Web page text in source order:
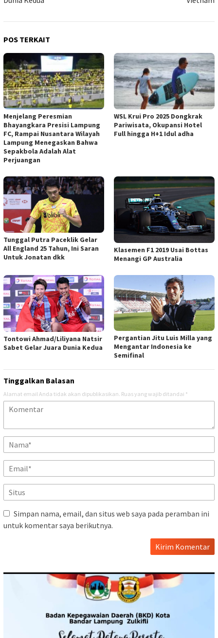
POS TERKAIT
Menjelang Peresmian
Bhayangkara Presisi Lampung
FC, Rampai Nusantara Wilayah
Lampung Menegaskan Bahwa
Sepakbola Adalah Alat
Perjuangan
WSL Krui Pro 2025 Dongkrak
Pariwisata, Okupansi Hotel
Full hingga H+1 Idul adha
Tunggal Putra Paceklik Gelar
All England 25 Tahun, Ini Saran
Untuk Jonatan dkk
Klasemen F1 2019 Usai Bottas
Menangi GP Australia
Tontowi Ahmad/Liliyana Natsir
Sabet Gelar Juara Dunia Kedua
Pergantian Jitu Luis Milla yang
Mengantar Indonesia ke
Semifinal
Tinggalkan Balasan
Alamat email Anda tidak akan dipublikasikan. Ruas yang wajib ditandai *
Simpan nama, email, dan situs web saya pada peramban ini
untuk komentar saya berikutnya.